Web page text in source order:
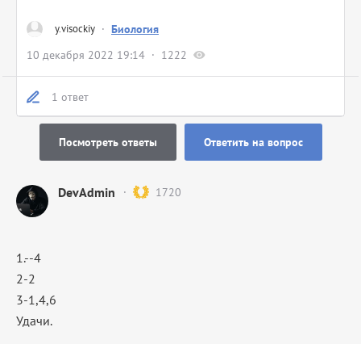
y.visockiy · Биология
10 декабря 2022 19:14
1222
1 ответ
Посмотреть ответы Ответить на вопрос
DevAdmin 1720
1.--4
2-2
3-1,4,6
Удачи.